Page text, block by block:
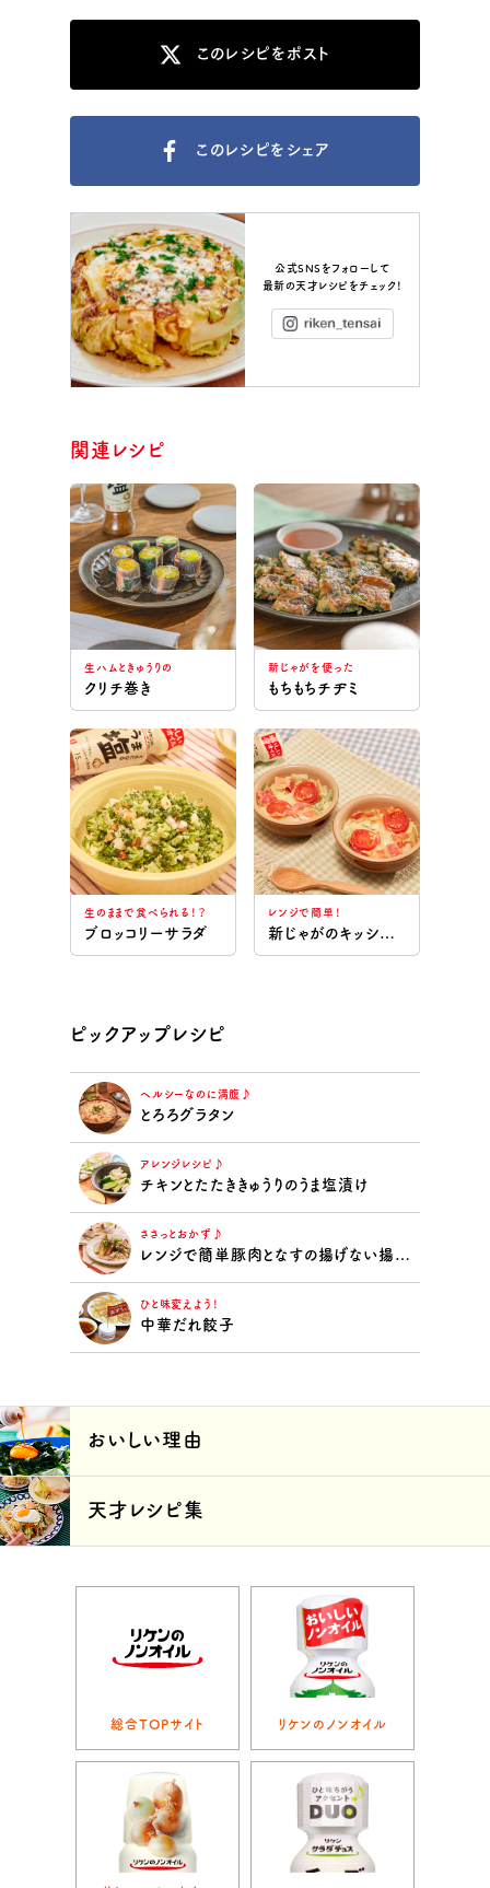
このレシピをポスト
このレシピをシェア
公式SNSをフォローして
最新の天才レシピをチェック！
関連レシピ
生ハムときゅうりの
クリチ巻き
新じゃがを使った
もちもちチヂミ
生のままで食べられる！？
ブロッコリーサラダ
レンジで簡単！
新じゃがのキッシュ風
ピックアップレシピ
ヘルシーなのに満腹♪
とろろグラタン
アレンジレシピ♪
チキンとたたききゅうりのうま塩漬け
ささっとおかず♪
レンジで簡単豚肉となすの揚げない揚げ浸し
ひと味変えよう！
中華だれ餃子
おいしい理由
天才レシピ集
総合TOPサイト リケンのノンオイル